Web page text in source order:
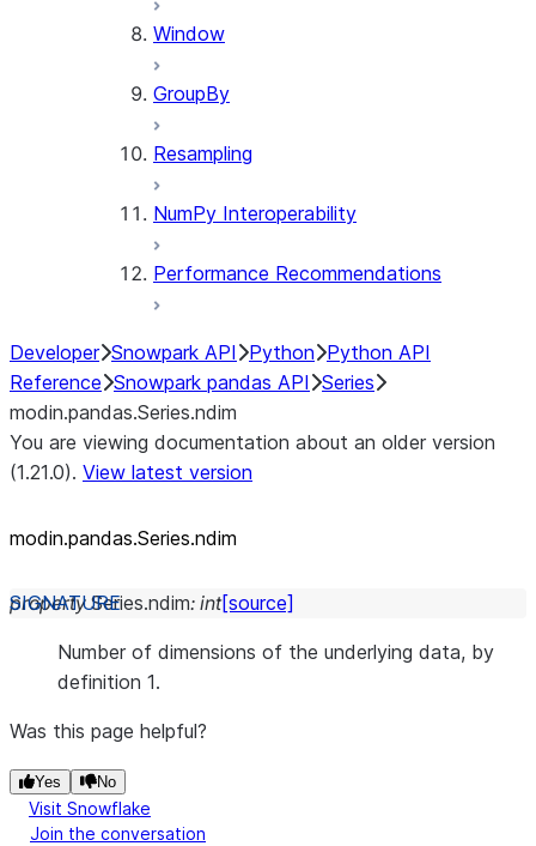
Window
GroupBy
Resampling
NumPy Interoperability
Performance Recommendations
Developer Snowpark API Python Python API
Reference Snowpark pandas API Series
modin.pandas.Series.ndim
You are viewing documentation about an older version
(1.21.0). View latest version
modin.pandas.Series.ndim
property Series.ndim: int[source]
Number of dimensions of the underlying data, by
definition 1.
Was this page helpful?
Yes No
Visit Snowflake
Join the conversation